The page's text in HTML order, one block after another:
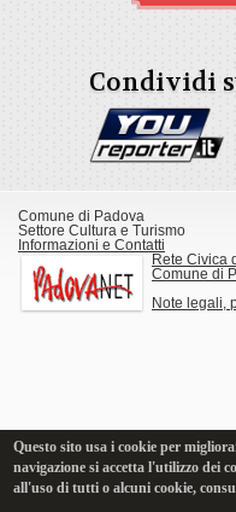
Condividi
Comune di Padova
Settore Cultura e Turismo
Informazioni e Contatti
Rete Civica
Comune di
Note legali,
Questo sito usa i cookie per
navigazione si accetta l'utilizzo dei
all'uso di tutti o alcuni cookie,